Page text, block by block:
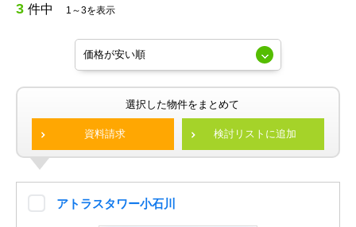
3 件中 1～3を表示
選択した物件をまとめて
資料請求 検討リストに追加
アトラスタワー小石川